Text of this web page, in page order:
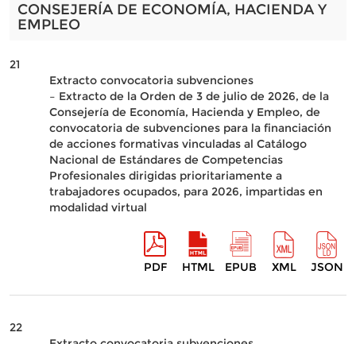
CONSEJERÍA DE ECONOMÍA, HACIENDA Y
EMPLEO
21
Extracto convocatoria subvenciones
– Extracto de la Orden de 3 de julio de 2026, de la
Consejería de Economía, Hacienda y Empleo, de
convocatoria de subvenciones para la financiación
de acciones formativas vinculadas al Catálogo
Nacional de Estándares de Competencias
Profesionales dirigidas prioritariamente a
trabajadores ocupados, para 2026, impartidas en
modalidad virtual
PDF HTML EPUB XML JSON
22